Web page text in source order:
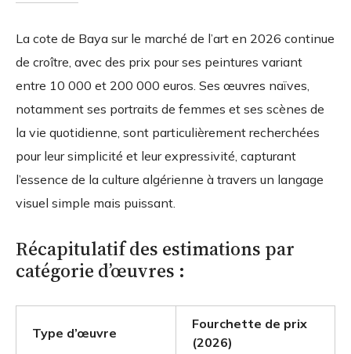
La cote de Baya sur le marché de l’art en 2026 continue
de croître, avec des prix pour ses peintures variant
entre 10 000 et 200 000 euros. Ses œuvres naïves,
notamment ses portraits de femmes et ses scènes de
la vie quotidienne, sont particulièrement recherchées
pour leur simplicité et leur expressivité, capturant
l’essence de la culture algérienne à travers un langage
visuel simple mais puissant.
Récapitulatif des estimations par
catégorie d’œuvres :
Type d’œuvre
Fourchette de prix
(2026)